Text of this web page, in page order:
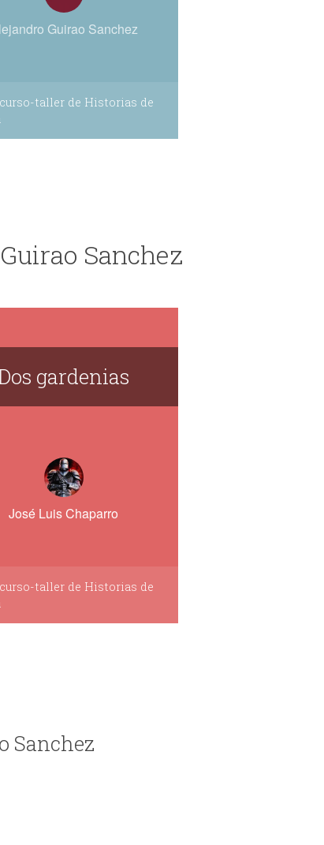
Guirao Sanchez
taller de Historias de
Sanchez
gardenias
José Luis Chaparro
taller de Historias de
Sanchez